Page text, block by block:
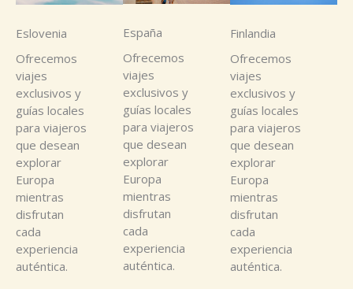
Eslovenia
Ofrecemos
viajes
exclusivos y
guías locales
para viajeros
que desean
explorar
Europa
mientras
disfrutan
cada
experiencia
auténtica.
España
Ofrecemos
viajes
exclusivos y
guías locales
para viajeros
que desean
explorar
Europa
mientras
disfrutan
cada
experiencia
auténtica.
Finlandia
Ofrecemos
viajes
exclusivos y
guías locales
para viajeros
que desean
explorar
Europa
mientras
disfrutan
cada
experiencia
auténtica.